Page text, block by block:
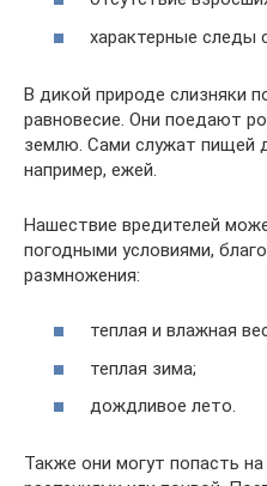
характерные следы
В дикой природе слизняки
равновесие. Они поедают
землю. Сами служат пищей
например, ежей.
Нашествие вредителей
погодными условиями,
размножения:
теплая и влажная
теплая зима;
дождливое лето.
Также они могут попасть